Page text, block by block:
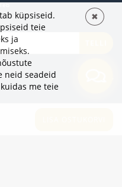
küpsiseid.
teie
ja
neid seadeid
me teie
✖